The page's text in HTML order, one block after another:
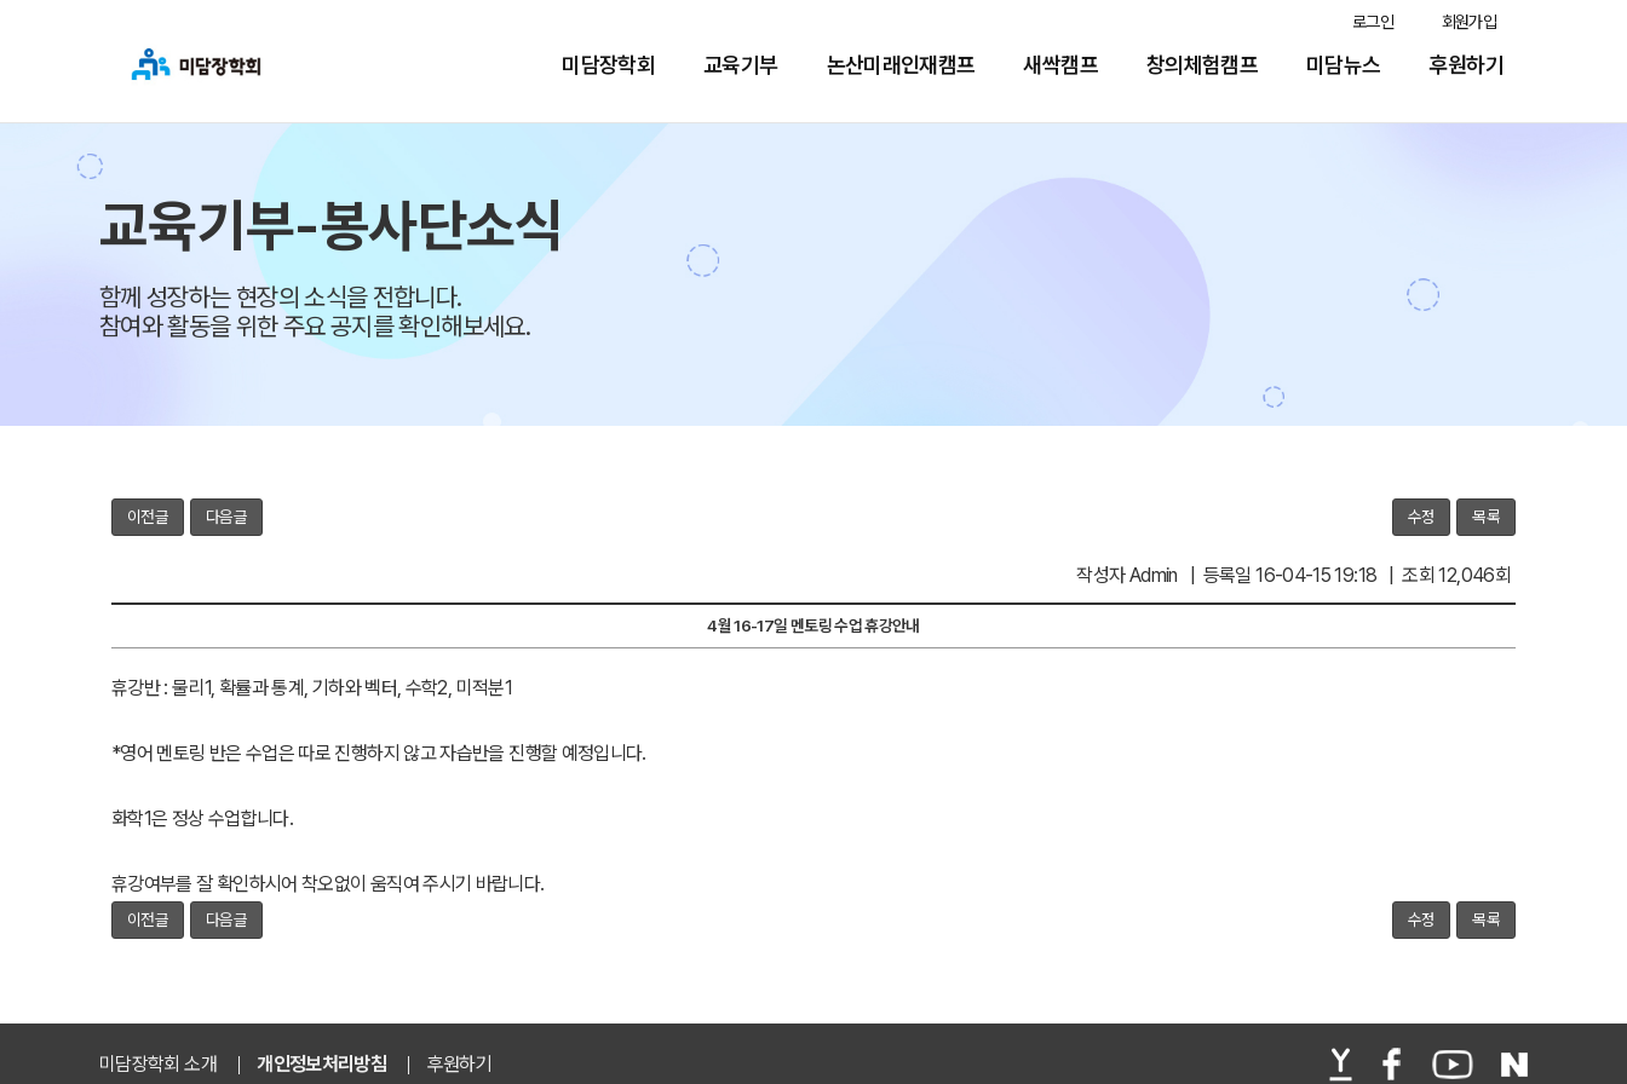
로그인 회원가입
미담장학회 교육기부 논산미래인재캠프 새싹캠프 창의체험캠프 미담뉴스 후원하기
교육기부-봉사단소식
함께 성장하는 현장의 소식을 전합니다.
참여와 활동을 위한 주요 공지를 확인해보세요.
이전글 다음글 수정 목록
작성자 Admin | 등록일 16-04-15 19:18 | 조회 12,046회
4월 16-17일 멘토링 수업 휴강안내
휴강반 : 물리1, 확률과 통계, 기하와 벡터, 수학2, 미적분1
*영어 멘토링 반은 수업은 따로 진행하지 않고 자습반을 진행할 예정입니다.
화학1은 정상 수업합니다.
휴강여부를 잘 확인하시어 착오없이 움직여 주시기 바랍니다.
이전글 다음글 수정 목록
미담장학회 소개 개인정보처리방침 후원하기